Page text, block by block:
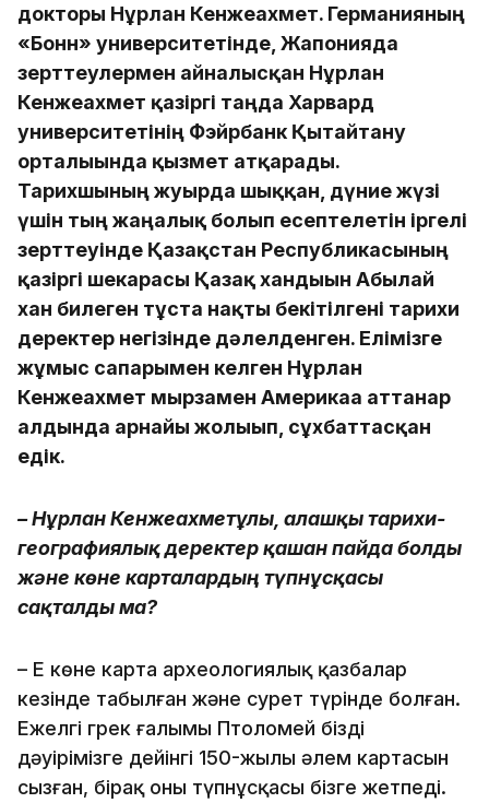
докторы Нұрлан Кенжеахмет. Германияның
«Бонн» университетінде, Жапонияда
зерттеулермен айналысқан Нұрлан
Кенжеахмет қазіргі таңда Харвард
университетінің Фэйрбанк Қытайтану
орталығында қызмет атқарады.
Тарихшының жуырда шыққан, дүние жүзі
үшін тың жаңалық болып есептелетін іргелі
зерттеуінде Қазақстан Республикасының
қазіргі шекарасы Қазақ хандығын Абылай
хан билеген тұста нақты бекітілгені тарихи
деректер негізінде дәлелденген. Елімізге
жұмыс сапарымен келген Нұрлан
Кенжеахмет мырзамен Америкаға аттанар
алдында арнайы жолығып, сұхбаттасқан
едік.
– Нұрлан Кенжеахметұлы, алғашқы тарихи-
географиялық деректер қашан пайда болды
және көне карталардың түпнұсқасы
сақталды ма?
– Ең көне карта археологиялық қазбалар
кезінде табылған және сурет түрінде болған.
Ежелгі грек ғалымы Птоломей біздің
дәуірімізге дейінгі 150-жылы әлем картасын
сызған, бірақ оның түпнұсқасы бізге жетпеді.